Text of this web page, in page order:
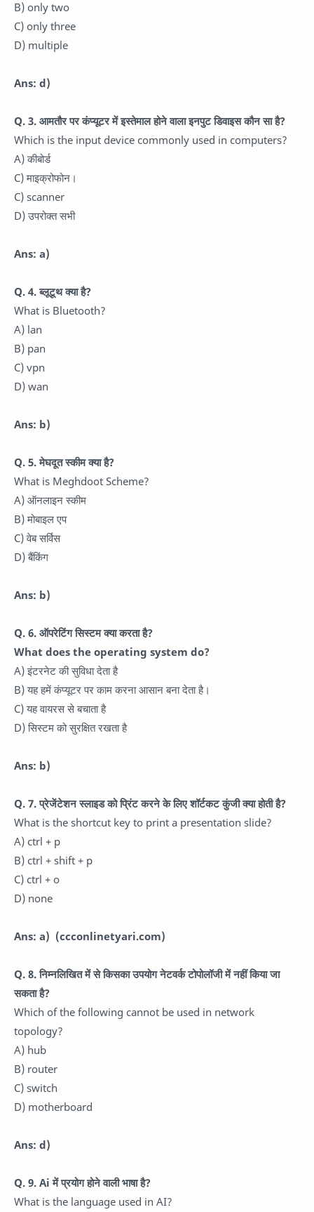
B) only two
C) only three
D) multiple
Ans: d)
Q. 3. आमतौर पर कंप्यूटर में इस्तेमाल होने वाला इनपुट डिवाइस कौन सा है?
Which is the input device commonly used in computers?
A) कीबोर्ड
C) माइक्रोफोन।
C) scanner
D) उपरोक्त सभी
Ans: a)
Q. 4. ब्लूटूथ क्या है?
What is Bluetooth?
A) lan
B) pan
C) vpn
D) wan
Ans: b)
Q. 5. मेघदूत स्कीम क्या है?
What is Meghdoot Scheme?
A) ऑनलाइन स्कीम
B) मोबाइल एप
C) वेब सर्विस
D) बैंकिंग
Ans: b)
Q. 6. ऑपरेटिंग सिस्टम क्या करता है?
What does the operating system do?
A) इंटरनेट की सुविधा देता है
B) यह हमें कंप्यूटर पर काम करना आसान बना देता है।
C) यह वायरस से बचाता है
D) सिस्टम को सुरक्षित रखता है
Ans: b)
Q. 7. प्रेजेंटेशन स्लाइड को प्रिंट करने के लिए शॉर्टकट कुंजी क्या होती है?
What is the shortcut key to print a presentation slide?
A) ctrl + p
B) ctrl + shift + p
C) ctrl + o
D) none
Ans: a) (ccconlinetyari.com)
Q. 8. निम्नलिखित में से किसका उपयोग नेटवर्क टोपोलॉजी में नहीं किया जा
सकता है?
Which of the following cannot be used in network
topology?
A) hub
B) router
C) switch
D) motherboard
Ans: d)
Q. 9. Ai में प्रयोग होने वाली भाषा है?
What is the language used in AI?